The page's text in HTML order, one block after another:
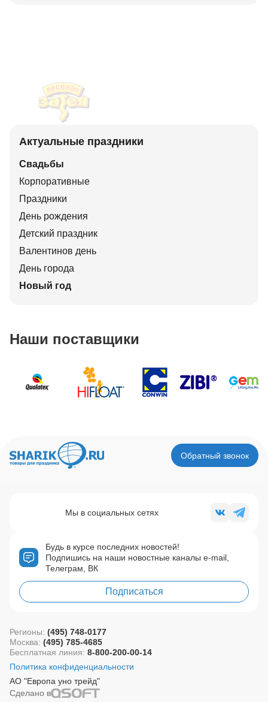
Актуальные праздники
Свадьбы
Корпоративные
Праздники
День рождения
Детский праздник
Валентинов день
День города
Новый год
Наши поставщики
Обратный звонок
Будь в курсе последних новостей!
Подпишись на наши новостные каналы e-mail,
Телеграм, ВК
Подписаться
Мы в социальных сетях
АО "Европа уно трейд"
Регионы: (495) 748-0177
Москва: (495) 785-4685
Бесплатная линия: 8-800-200-00-14
Политика конфиденциальности
Сделано в